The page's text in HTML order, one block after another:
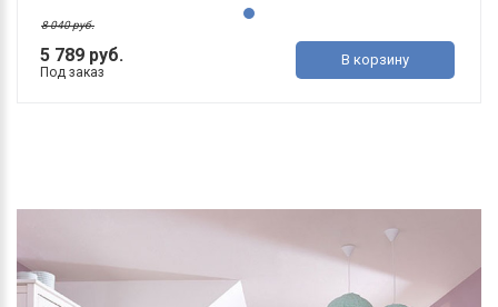
5 789 руб.
8 040 руб.
Под заказ
В корзину